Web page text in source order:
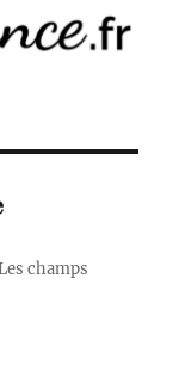
champs